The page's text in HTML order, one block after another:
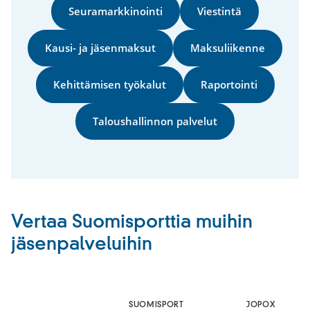
Seuramarkkinointi Viestintä
Kausi- ja jäsenmaksut Maksuliikenne
Kehittämisen työkalut Raportointi
Taloushallinnon palvelut
Vertaa Suomisporttia muihin
jäsenpalveluihin
SUOMISPORT JOPOX